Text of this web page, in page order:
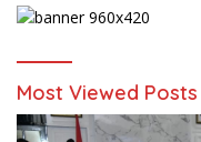
Most Viewed Posts